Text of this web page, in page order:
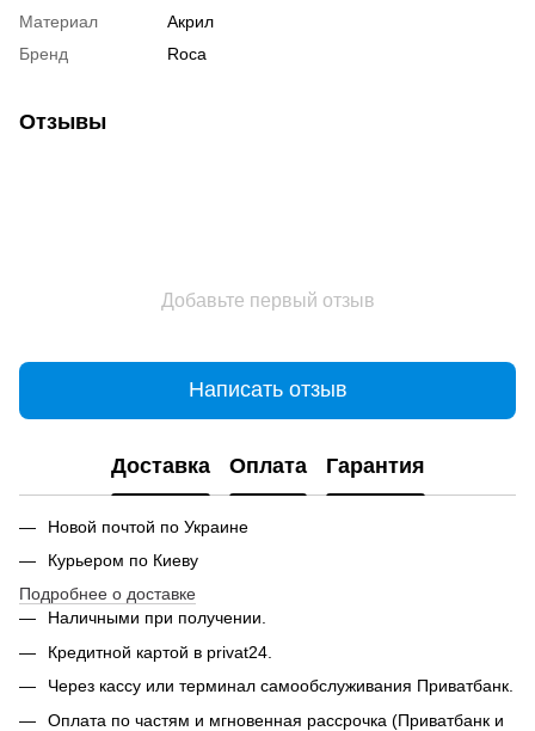
Материал
Акрил
Бренд
Roca
Отзывы
Добавьте первый отзыв
Написать отзыв
Доставка Оплата Гарантия
Новой почтой по Украине
Курьером по Киеву
Подробнее о доставке
Наличными при получении.
Кредитной картой в privat24.
Через кассу или терминал самообслуживания Приватбанк.
Оплата по частям и мгновенная рассрочка (Приватбанк и